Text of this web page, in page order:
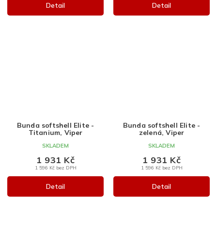
Detail Detail
Bunda softshell Elite -
Titanium, Viper
SKLADEM
1 596 Kč bez DPH
1 931 Kč
Detail
Bunda softshell Elite -
zelená, Viper
SKLADEM
1 596 Kč bez DPH
1 931 Kč
Detail